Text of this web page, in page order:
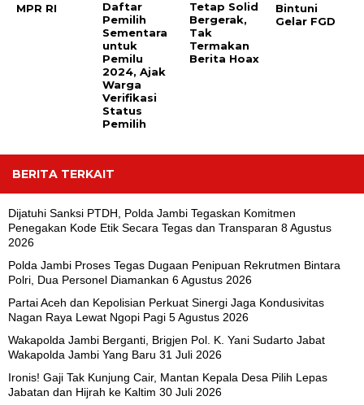
MPR RI
Daftar
Pemilih
Sementara
untuk
Pemilu
2024, Ajak
Warga
Verifikasi
Status
Pemilih
Tetap Solid
Bergerak,
Tak
Termakan
Berita Hoax
Bintuni
Gelar FGD
BERITA TERKAIT
Dijatuhi Sanksi PTDH, Polda Jambi Tegaskan Komitmen
Penegakan Kode Etik Secara Tegas dan Transparan 8 Agustus
2026
Polda Jambi Proses Tegas Dugaan Penipuan Rekrutmen Bintara
Polri, Dua Personel Diamankan 6 Agustus 2026
Partai Aceh dan Kepolisian Perkuat Sinergi Jaga Kondusivitas
Nagan Raya Lewat Ngopi Pagi 5 Agustus 2026
Wakapolda Jambi Berganti, Brigjen Pol. K. Yani Sudarto Jabat
Wakapolda Jambi Yang Baru 31 Juli 2026
Ironis! Gaji Tak Kunjung Cair, Mantan Kepala Desa Pilih Lepas
Jabatan dan Hijrah ke Kaltim 30 Juli 2026